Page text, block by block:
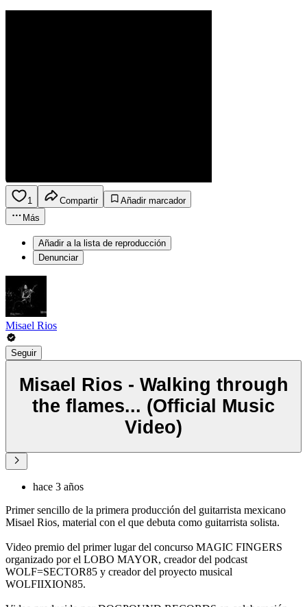
1 Compartir
Añadir marcador
Más
Añadir a la lista de reproducción
Denunciar
Misael Rios
Seguir
Misael Rios - Walking through
the flames... (Official Music
Video)
hace 3 años
Primer sencillo de la primera producción del guitarrista mexicano
Misael Rios, material con el que debuta como guitarrista solista.
Video premio del primer lugar del concurso MAGIC FINGERS
organizado por el LOBO MAYOR, creador del podcast
WOLF=SECTOR85 y creador del proyecto musical
WOLFIIXION85.